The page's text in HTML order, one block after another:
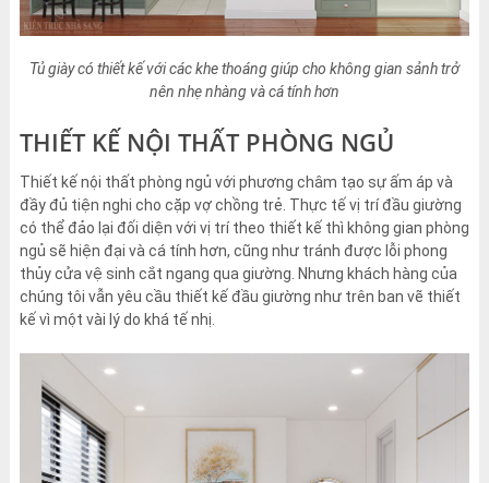
Tủ giày có thiết kế với các khe thoáng giúp cho không gian sảnh trở
nên nhẹ nhàng và cá tính hơn
THIẾT KẾ NỘI THẤT PHÒNG NGỦ
Thiết kế nội thất phòng ngủ với phương châm tạo sự ấm áp và
đầy đủ tiện nghi cho cặp vợ chồng trẻ. Thực tế vị trí đầu giường
có thể đảo lại đối diện với vị trí theo thiết kế thì không gian phòng
ngủ sẽ hiện đại và cá tính hơn, cũng như tránh được lỗi phong
thủy cửa vệ sinh cắt ngang qua giường. Nhưng khách hàng của
chúng tôi vẫn yêu cầu thiết kế đầu giường như trên ban vẽ thiết
kế vì một vài lý do khá tế nhị.